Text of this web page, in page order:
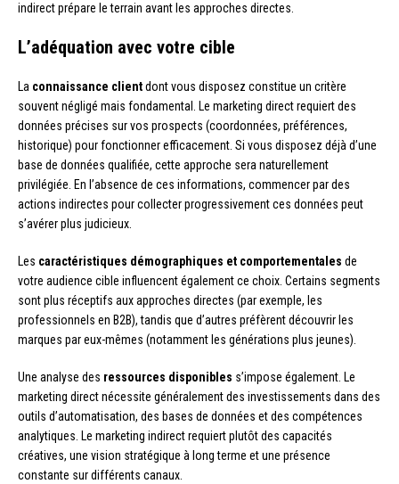
indirect prépare le terrain avant les approches directes.
L’adéquation avec votre cible
La connaissance clientdont vous disposez constitue un critère
souvent négligé mais fondamental. Le marketing direct requiert des
données précises sur vos prospects (coordonnées, préférences,
historique) pour fonctionner efficacement. Si vous disposez déjà d’une
base de données qualifiée, cette approche sera naturellement
privilégiée. En l’absence de ces informations, commencer par des
actions indirectes pour collecter progressivement ces données peut
s’avérer plus judicieux.
Les caractéristiques démographiques et comportementales de
votre audience cible influencent également ce choix. Certains segments
sont plus réceptifs aux approches directes (par exemple, les
professionnels en B2B), tandis que d’autres préfèrent découvrir les
marques par eux-mêmes (notamment les générations plus jeunes).
Une analyse des ressources disponibles s’impose également. Le
marketing direct nécessite généralement des investissements dans des
outils d’automatisation, des bases de données et des compétences
analytiques. Le marketing indirect requiert plutôt des capacités
créatives, une vision stratégique à long terme et une présence
constante sur différents canaux.